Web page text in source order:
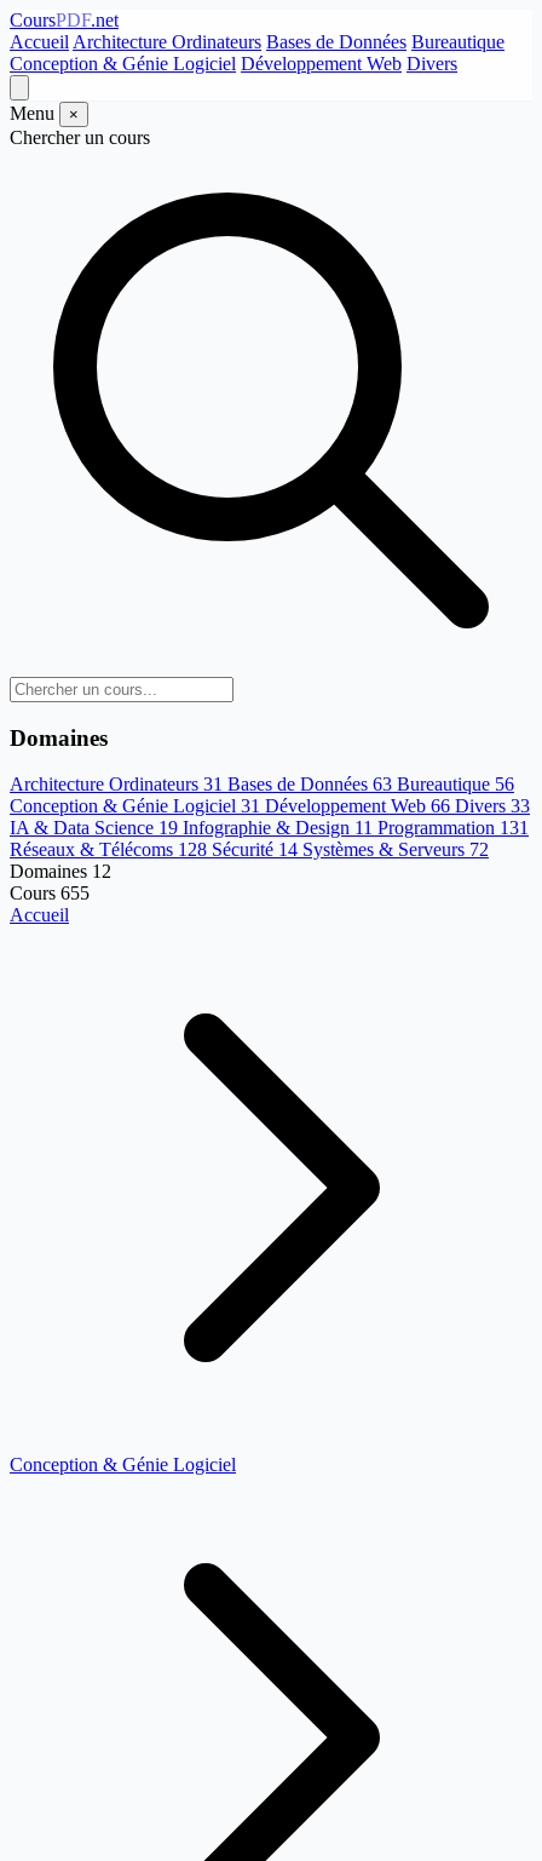
CoursPDF.net
Accueil Architecture Ordinateurs Bases de Données Bureautique
Conception & Génie Logiciel Développement Web Divers
Menu ×
Chercher un cours
Domaines
Architecture Ordinateurs 31 Bases de Données 63 Bureautique 56
Conception & Génie Logiciel 31 Développement Web 66 Divers 33
IA & Data Science 19 Infographie & Design 11 Programmation 131
Réseaux & Télécoms 128 Sécurité 14 Systèmes & Serveurs 72
Domaines 12
Cours 655
Accueil
Conception & Génie Logiciel